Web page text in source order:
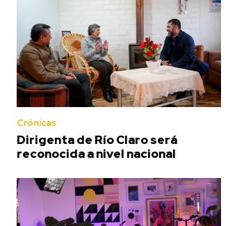
Crónicas
Dirigenta de Río Claro será
reconocida a nivel nacional